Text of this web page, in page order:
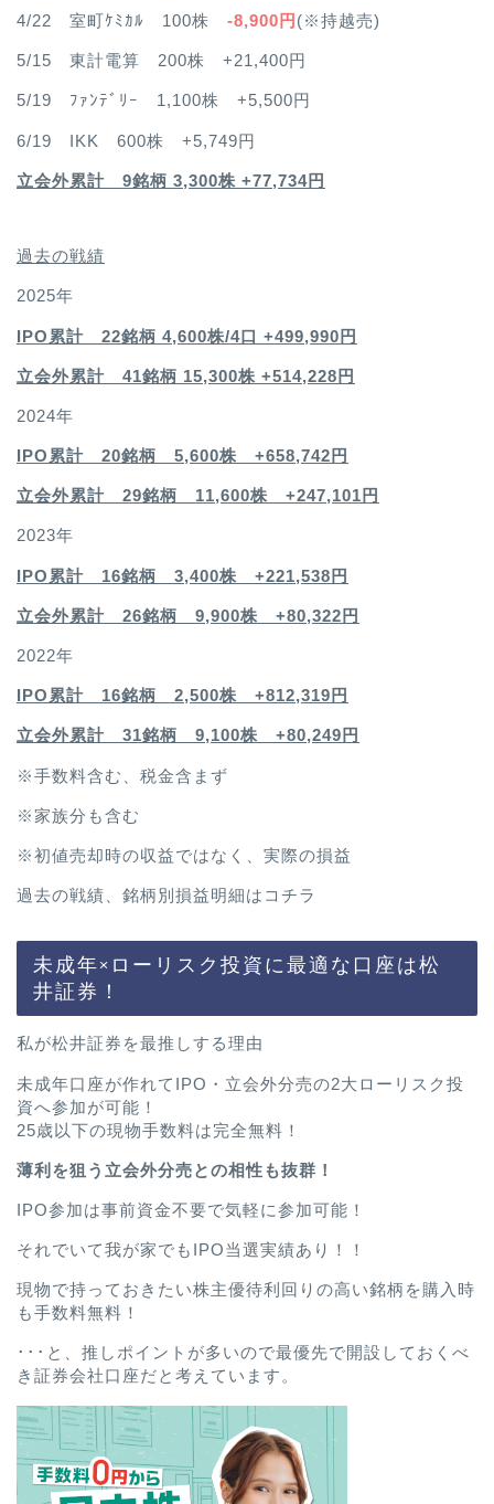
4/22 室町ｹﾐｶﾙ 100株 -8,900円 (※持越売)
5/15 東計電算 200株 +21,400円
5/19 ﾌｧﾝﾃﾞﾘｰ 1,100株 +5,500円
6/19 IKK 600株 +5,749円
立会外累計 9銘柄 3,300株 +77,734円
過去の戦績
2025年
IPO累計 22銘柄 4,600株/4口 +499,990円
立会外累計 41銘柄 15,300株 +514,228円
2024年
IPO累計 20銘柄 5,600株 +658,742円
立会外累計 29銘柄 11,600株 +247,101円
2023年
IPO累計 16銘柄 3,400株 +221,538円
立会外累計 26銘柄 9,900株 +80,322円
2022年
IPO累計 16銘柄 2,500株 +812,319円
立会外累計 31銘柄 9,100株 +80,249円
※手数料含む、税金含まず
※家族分も含む
※初値売却時の収益ではなく、実際の損益
過去の戦績、銘柄別損益明細は コチラ
未成年×ローリスク投資に最適な口座は松
井証券！
私が松井証券を最推しする理由
未成年口座が作れてIPO・立会外分売の2大ローリスク投
資へ参加が可能！
25歳以下の現物手数料は完全無料！
薄利を狙う立会外分売との相性も抜群！
IPO参加は事前資金不要で気軽に参加可能！
それでいて我が家でもIPO当選実績あり！！
現物で持っておきたい株主優待利回りの高い銘柄を購入時
も手数料無料！
･･･と、推しポイントが多いので最優先で開設しておくべ
き証券会社口座だと考えています。
プロフィール